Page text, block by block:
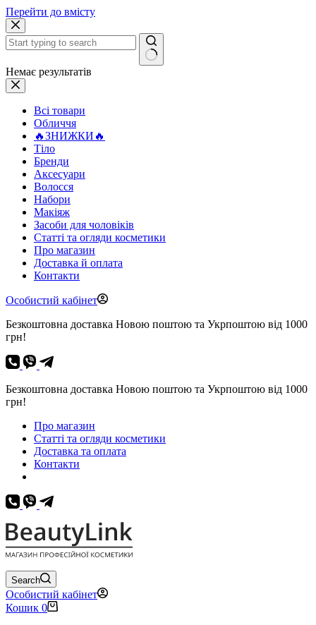
Перейти до вмісту
Немає результатів
Всі товари
Обличчя
🔥ЗНИЖКИ🔥
Тіло
Бренди
Аксесуари
Волосся
Набори
Макіяж
Засоби для чоловіків
Статті та огляди косметики
Про магазин
Доставка й оплата
Контакти
Особистий кабінет
Безкоштовна доставка Новою поштою та Укрпоштою від 1000
грн!
Безкоштовна доставка Новою поштою та Укрпоштою від 1000
грн!
Про магазин
Статті та огляди косметики
Доставка та оплата
Контакти
Search
Особистий кабінет
Кошик 0